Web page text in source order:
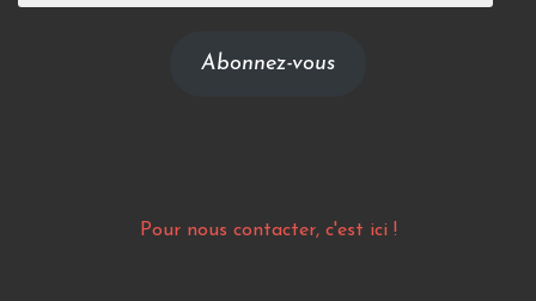
Abonnez-vous
Pour nous contacter, c'est ici !